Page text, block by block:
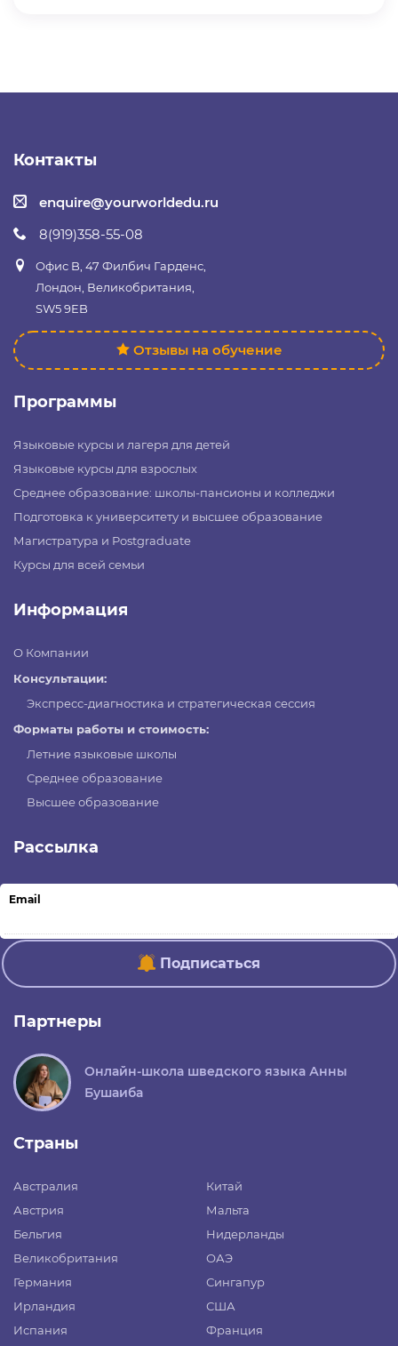
Контакты
enquire@yourworldedu.ru
8(919)358-55-08
Офис B, 47 Филбич Гарденс,
Лондон, Великобритания,
SW5 9EB
Отзывы на обучение
Программы
Языковые курсы и лагеря для детей
Языковые курсы для взрослых
Среднее образование: школы-пансионы и колледжи
Подготовка к университету и высшее образование
Магистратура и Postgraduate
Курсы для всей семьи
Информация
О Компании
Консультации:
Экспресс-диагностика и стратегическая сессия
Форматы работы и стоимость:
Летние языковые школы
Среднее образование
Высшее образование
Рассылка
Email
Подписаться
Партнеры
Онлайн-школа шведского языка Анны
Бушаиба
Страны
Австралия
Австрия
Бельгия
Великобритания
Германия
Ирландия
Испания
Китай
Мальта
Нидерланды
ОАЭ
Сингапур
США
Франция